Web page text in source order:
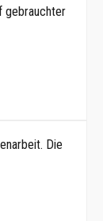
gebrauchter
Die